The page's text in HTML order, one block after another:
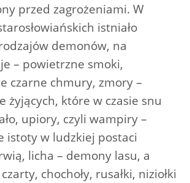
przed zagrożeniami. W
istniało
demonów, na
– powietrzne smoki,
czarne chmury, zmory –
żyjących, które w czasie snu
upiory, czyli wampiry –
istoty w ludzkiej postaci
licha – demony lasu, a
chochoły, rusałki, niziołki